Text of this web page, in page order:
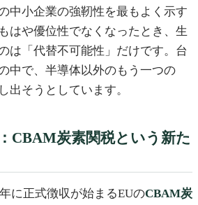
中小企業の強靭性を最もよく示す
はや優位性でなくなったとき、生
は「代替不可能性」だけです。台
中で、半導体以外のもう一つの
出そうとしています。
CBAM炭素関税という新た
に正式徴収が始まるEUのCBAM炭